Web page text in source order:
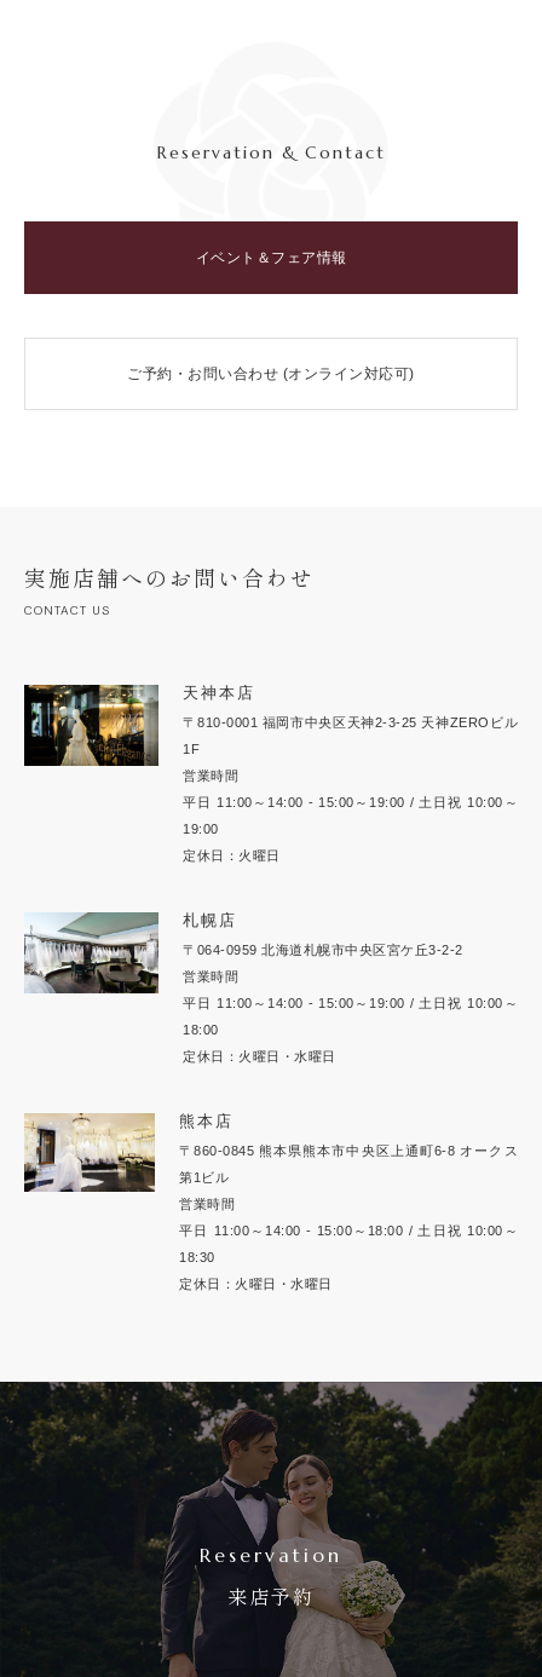
Reservation & Contact
イベント＆フェア情報
ご予約・お問い合わせ (オンライン対応可)
実施店舗へのお問い合わせ
CONTACT US
天神本店
〒810-0001 福岡市中央区天神2-3-25 天神ZEROビル
1F
営業時間
平日 11:00～14:00 - 15:00～19:00 / 土日祝 10:00～
19:00
定休日：火曜日
札幌店
〒064-0959 北海道札幌市中央区宮ケ丘3-2-2
営業時間
平日 11:00～14:00 - 15:00～19:00 / 土日祝 10:00～
18:00
定休日：火曜日・水曜日
熊本店
〒860-0845 熊本県熊本市中央区上通町6-8 オークス
第1ビル
営業時間
平日 11:00～14:00 - 15:00～18:00 / 土日祝 10:00～
18:30
定休日：火曜日・水曜日
Reservation
来店予約